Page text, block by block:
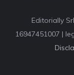
Editorially
16947451007 |